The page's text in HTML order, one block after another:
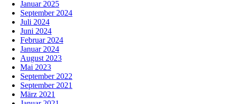
Januar 2025
September 2024
Juli 2024
Juni 2024
Februar 2024
Januar 2024
August 2023
Mai 2023
September 2022
September 2021
März 2021